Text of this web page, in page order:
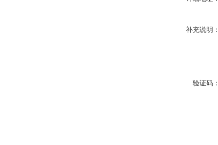
补充说明
验证码